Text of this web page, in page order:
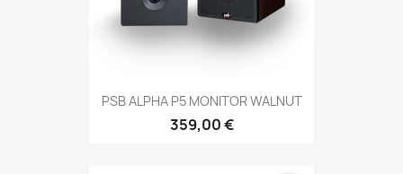
PSB ALPHA P5 MONITOR WALNUT
359,00 €